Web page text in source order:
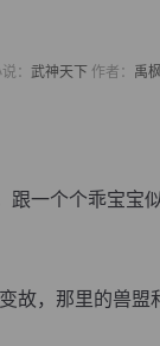
： 武神天下 作者： 禹
一个个乖宝宝
，那里的兽盟